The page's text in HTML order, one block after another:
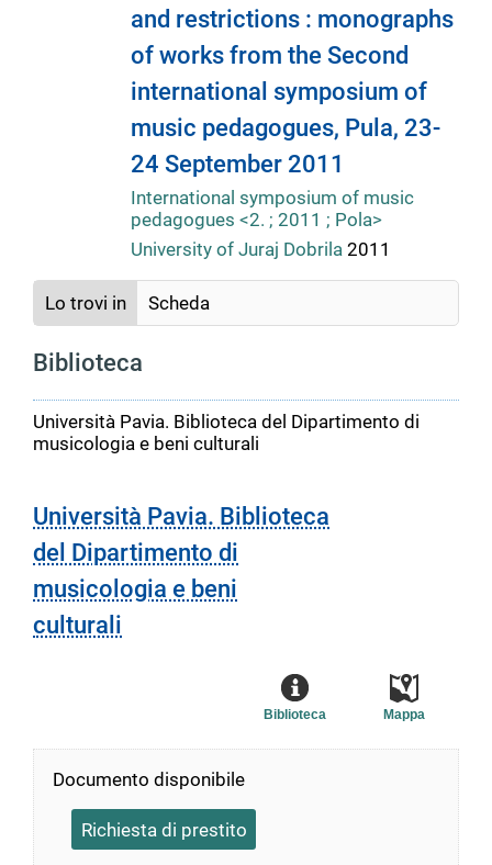
documento
and restrictions : monographs
of works from the Second
international symposium of
music pedagogues, Pula, 23-
24 September 2011
International symposium of music
pedagogues <2. ; 2011 ; Pola>
University of Juraj Dobrila 2011
Lo trovi in Scheda
Biblioteca
Università Pavia. Biblioteca del Dipartimento di
musicologia e beni culturali
Università Pavia. Biblioteca
del Dipartimento di
musicologia e beni
culturali
Mappa
Biblioteca
Documento disponibile
Richiesta di prestito